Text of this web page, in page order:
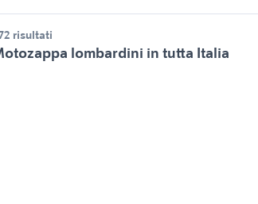
risultati
lombardini in tutta Italia